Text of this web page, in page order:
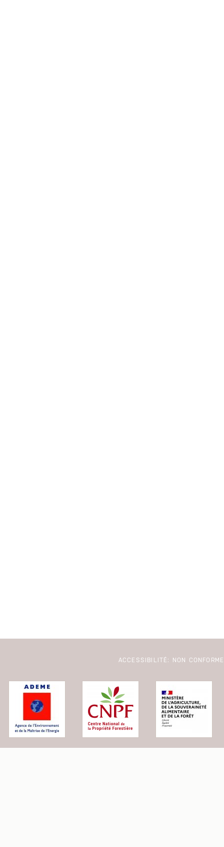
ACCESSIBILITÉ: NON CONFORME